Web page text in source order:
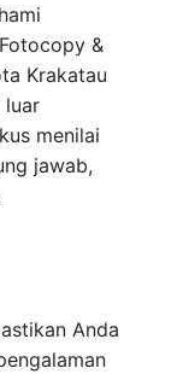
&
Krakatau
luar
menilai
jawab,
Anda